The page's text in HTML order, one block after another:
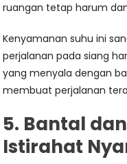
ruangan tetap harum
Kenyamanan suhu ini
perjalanan pada siang
yang menyala dengan
membuat perjalanan
5. Bantal
Istirahat